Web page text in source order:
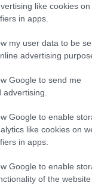
like cookies
in apps.
my user data to be
advertising
Google to send me
Google to enable
like cookies on
in apps.
Google to enable
of the website
szakmai díjátadón
díjat kapott a
elismerést.